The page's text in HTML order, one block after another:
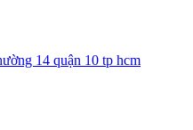
14 quận 10 tp hcm